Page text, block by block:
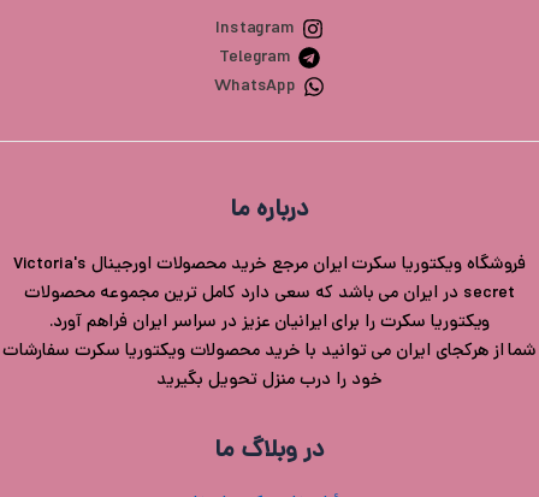
Instagram
Telegram
WhatsApp
درباره ما
فروشگاه ویکتوریا سکرت ایران مرجع خرید محصولات اورجینال Victoria's
secret در ایران می باشد که سعی دارد کامل ترین مجموعه محصولات
ویکتوریا سکرت را برای ایرانیان عزیز در سراسر ایران فراهم آورد.
شما از هرکجای ایران می توانید با خرید محصولات ویکتوریا سکرت سفارشات
خود را درب منزل تحویل بگیرید
در وبلاگ ما